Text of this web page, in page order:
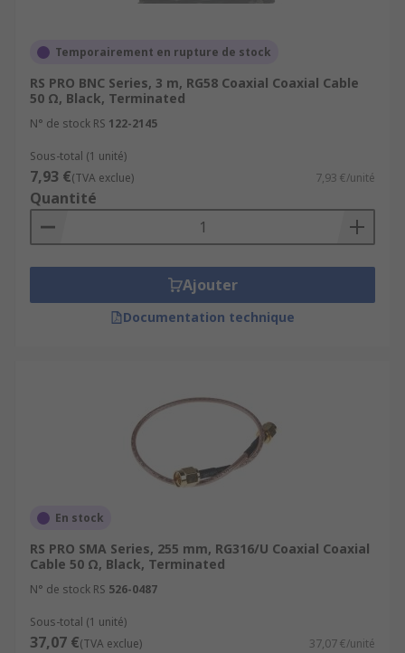
Temporairement en rupture de stock
RS PRO BNC Series, 3 m, RG58 Coaxial Coaxial Cable
50 Ω, Black, Terminated
N° de stock RS 122-2145
Sous-total (1 unité)
7,93 €(TVA exclue) 7,93 €/unité
Quantité
Ajouter
Documentation technique
En stock
RS PRO SMA Series, 255 mm, RG316/U Coaxial Coaxial
Cable 50 Ω, Black, Terminated
N° de stock RS 526-0487
Sous-total (1 unité)
37,07 €(TVA exclue) 37,07 €/unité